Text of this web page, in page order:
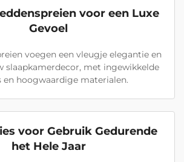
voor een Luxe
Gevoel
voegen een vleugje elegantie en
slaapkamerdecor, met ingewikkelde
en hoogwaardige materialen.
voor Gebruik Gedurende
het Hele Jaar